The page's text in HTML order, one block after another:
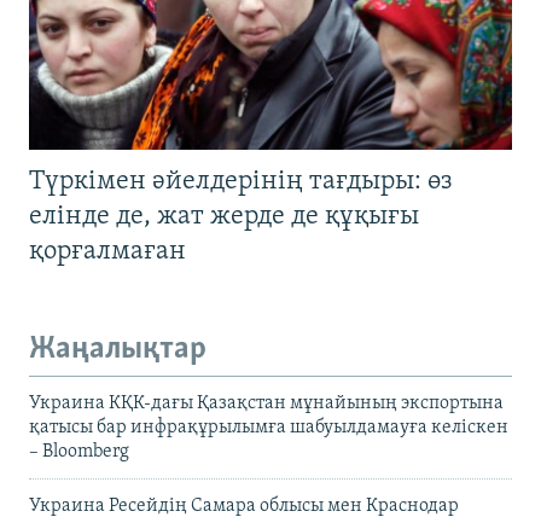
Түркімен әйелдерінің тағдыры: өз
елінде де, жат жерде де құқығы
қорғалмаған
Жаңалықтар
Украина КҚК-дағы Қазақстан мұнайының экспортына
қатысы бар инфрақұрылымға шабуылдамауға келіскен
– Bloomberg
Украина Ресейдің Самара облысы мен Краснодар